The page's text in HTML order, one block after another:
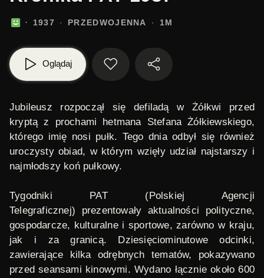
1937 PRZEDWOJENNA 1M
Oglądaj
Jubileusz rozpoczął się defiladą w Żółkwi przed
kryptą z prochami hetmana Stefana Żółkiewskiego,
którego imię nosi pułk. Tego dnia odbył się również
uroczysty obiad, w którym wzięły udział najstarszy i
najmłodszy koń pułkowy.
Tygodniki PAT (Polskiej Agencji
Telegraficznej) prezentowały aktualności polityczne,
gospodarcze, kulturalne i sportowe, zarówno w kraju,
jak i za granicą. Dziesięciominutowe odcinki,
zawierające kilka odrębnych tematów, pokazywano
przed seansami kinowymi. Wydano łącznie około 600